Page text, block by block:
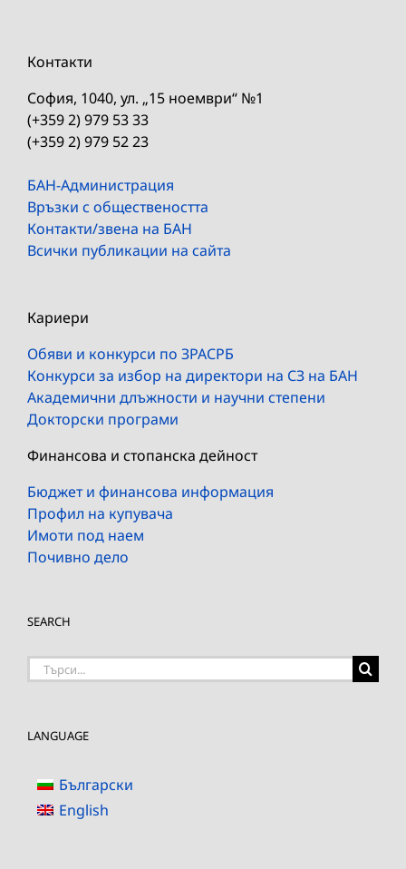
Контакти
София, 1040, ул. „15 ноември“ №1
(+359 2) 979 53 33
(+359 2) 979 52 23
БАН-Администрация
Връзки с обществеността
Контакти/звена на БАН
Всички публикации на сайта
Кариери
Обяви и конкурси по ЗРАСРБ
Конкурси за избор на директори на СЗ на БАН
Академични длъжности и научни степени
Докторски програми
Финансова и стопанска дейност
Бюджет и финансова информация
Профил на купувача
Имоти под наем
Почивно дело
SEARCH
Търсене
LANGUAGE
Български
English